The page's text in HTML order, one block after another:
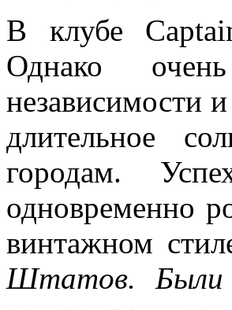
В клубе
Однако
независимости
длительное
городам.
одновременно
винтажном
Штатов. Были